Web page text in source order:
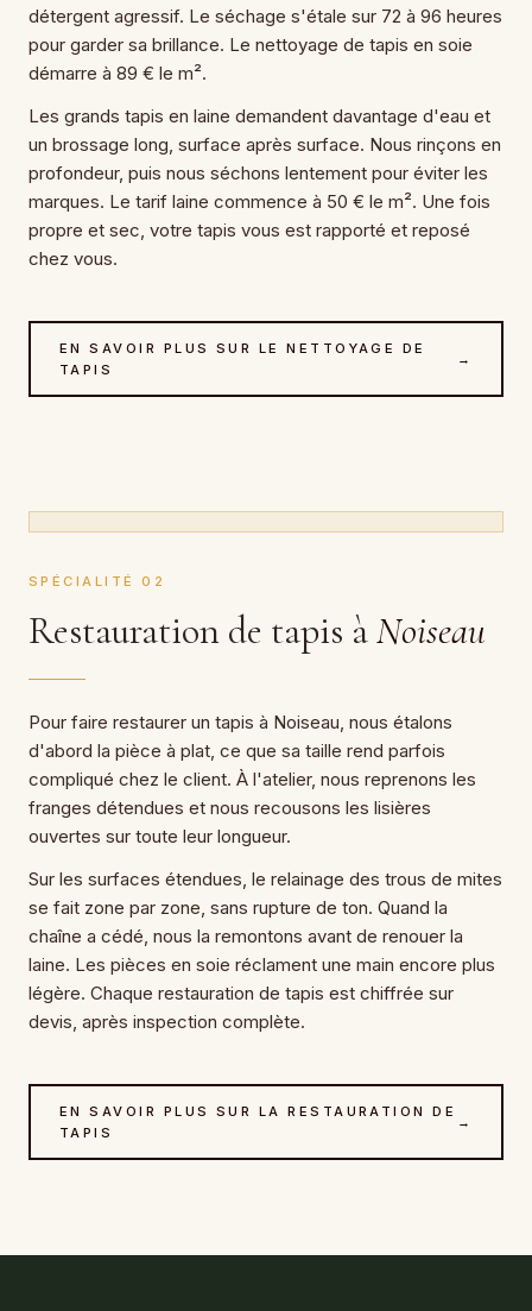
détergent agressif. Le séchage s'étale sur 72 à 96 heures
pour garder sa brillance. Le nettoyage de tapis en soie
démarre à 89 € le m².
Les grands tapis en laine demandent davantage d'eau et
un brossage long, surface après surface. Nous rinçons en
profondeur, puis nous séchons lentement pour éviter les
marques. Le tarif laine commence à 50 € le m². Une fois
propre et sec, votre tapis vous est rapporté et reposé
chez vous.
EN SAVOIR PLUS SUR LE NETTOYAGE DE
TAPIS
→
SPÉCIALITÉ 02
Restauration de tapis àNoiseau
Pour faire restaurer un tapis à Noiseau, nous étalons
d'abord la pièce à plat, ce que sa taille rend parfois
compliqué chez le client. À l'atelier, nous reprenons les
franges détendues et nous recousons les lisières
ouvertes sur toute leur longueur.
Sur les surfaces étendues, le relainage des trous de mites
se fait zone par zone, sans rupture de ton. Quand la
chaîne a cédé, nous la remontons avant de renouer la
laine. Les pièces en soie réclament une main encore plus
légère. Chaque restauration de tapis est chiffrée sur
devis, après inspection complète.
EN SAVOIR PLUS SUR LA RESTAURATION DE
TAPIS
→